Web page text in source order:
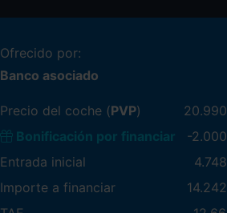
Ofrecido por:
Banco asociado
Precio del coche (PVP) 20.990
Bonificación por financiar -2.000
Entrada inicial 4.748
Importe a financiar 14.242